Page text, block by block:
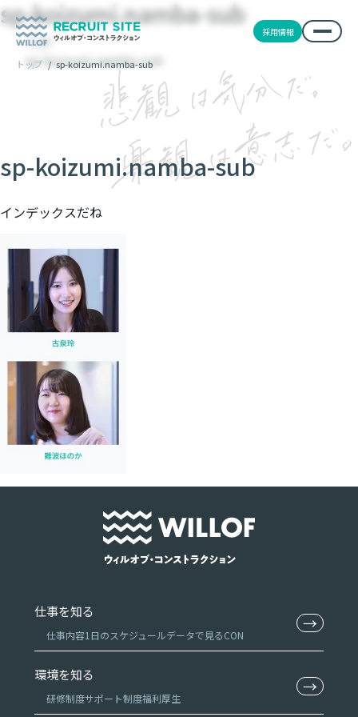
採用情報
トップ / sp-koizumi.namba-sub
sp-koizumi.namba-sub
TOP
sp-koizumi.namba-sub
sp-koizumi.namba-sub
インデックスだね
仕事を知る
仕事内容1日のスケジュールデータで見るCON
→
環境を知る
研修制度サポート制度福利厚生
→